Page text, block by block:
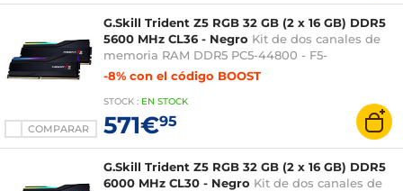
COMPARAR
G.Skill Trident Z5 RGB 32 GB (2 x 16 GB) DDR5
5600 MHz CL36 - Negro Kit de dos canales de
memoria RAM DDR5 PC5-44800 - F5-
5600J3636C16GX2-TZ5RK
-8% con el código BOOST
STOCK : EN STOCK
571€95
G.Skill Trident Z5 RGB 32 GB (2 x 16 GB) DDR5
6000 MHz CL30 - Negro Kit de dos canales de